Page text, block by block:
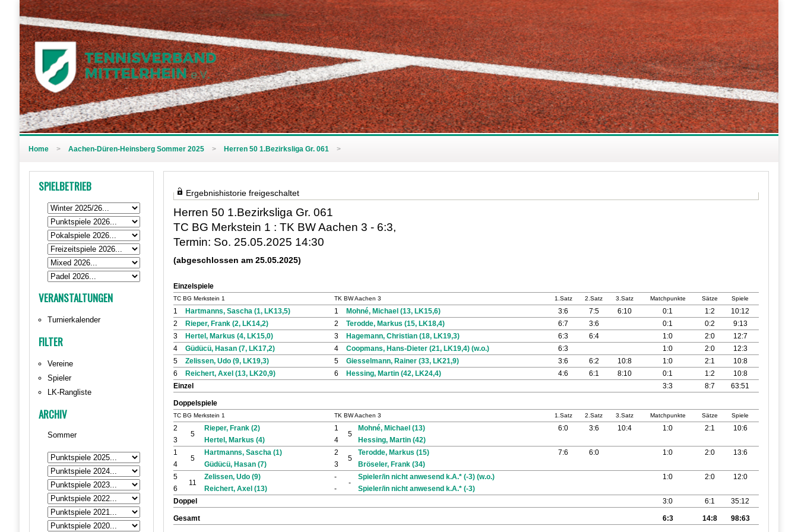
Home > Aachen-Düren-Heinsberg Sommer 2025 > Herren 50 1.Bezirksliga Gr. 061 >
SPIELBETRIEB
VERANSTALTUNGEN
Turnierkalender
FILTER
Vereine
Spieler
LK-Rangliste
ARCHIV
Sommer
Ergebnishistorie freigeschaltet
Herren 50 1.Bezirksliga Gr. 061
TC BG Merkstein 1 : TK BW Aachen 3 - 6:3,
Termin: So. 25.05.2025 14:30
(abgeschlossen am 25.05.2025)
Einzelspiele
TC BG Merkstein 1 TK BW Aachen 3 1.Satz 2.Satz 3.Satz Matchpunkte Sätze Spiele
1 Hartmanns, Sascha (1, LK13,5) 1 Mohné, Michael (13, LK15,6) 3:6 7:5 6:10 0:1 1:2
10:12
2
Rieper, Frank (2, LK14,2) 2 Terodde, Markus (15, LK18,4) 6:7 3:6 0:1 0:2
9:13
3
Hertel, Markus (4, LK15,0) 3 Hagemann, Christian (18, LK19,3) 6:3 6:4 1:0 2:0
12:7
4
Güdücü, Hasan (7, LK17,2) 4 Coopmans, Hans-Dieter (21, LK19,4) (w.o.) 6:3 1:0 2:0
12:3
5
Zelissen, Udo (9, LK19,3) 5 Giesselmann, Rainer (33, LK21,9) 3:6 6:2 10:8 1:0 2:1
10:8
6
Reichert, Axel (13, LK20,9) 6 Hessing, Martin (42, LK24,4) 4:6 6:1 8:10 0:1 1:2
10:8
Einzel
3:3 8:7 63:51
Doppelspiele
TC BG Merkstein 1 TK BW Aachen 3 1.Satz 2.Satz 3.Satz Matchpunkte Sätze Spiele
2
3
5
Rieper, Frank (2)
Hertel, Markus (4)
1
4
5
Mohné, Michael (13)
Hessing, Martin (42)
6:0 3:6 10:4 1:0 2:1 10:6
1
4
5
Hartmanns, Sascha (1)
Güdücü, Hasan (7)
2
3
5
Terodde, Markus (15)
Bröseler, Frank (34)
7:6 6:0 1:0 2:0 13:6
5
6
11
Zelissen, Udo (9)
Reichert, Axel (13)
-
-
-
Spieler/in nicht anwesend k.A.* (-3) (w.o.)
Spieler/in nicht anwesend k.A.* (-3)
1:0 2:0 12:0
Doppel 3:0 6:1 35:12
Gesamt 6:3 14:8 98:63